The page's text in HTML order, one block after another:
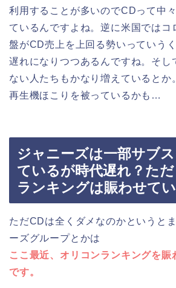
利用することが多いのでCDって中
ているんですよね。逆に米国ではコ
盤がCD売上を上回る勢いっていう
遅れになりつつあるんですね。そし
ない人たちもかなり増えているとか
再生機ほこりを被っているかも…
ジャニーズは一部サブ
ているが時代遅れ？た
ランキングは賑わせて
ただCDは全くダメなのかというと
ーズグループとかは
ここ最近、オリコンランキングを賑
です。